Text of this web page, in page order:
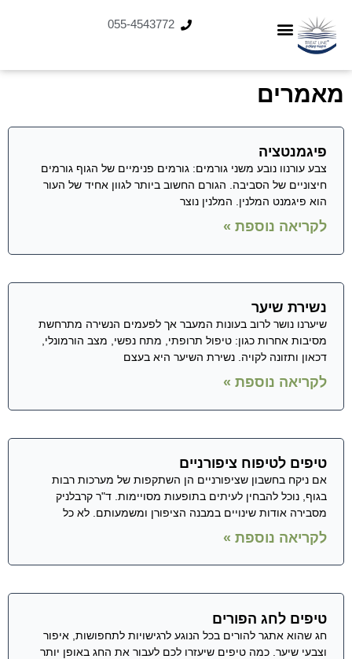
055-4543772
מאמרים
פיגמנטציה
צבע עורנוו נובע משני גורמים: גורמים פנימיים של הגוף גורמים
חיצוניים של הסביבה. הגורם החשוב ביותר לגוון אחיד של העור
הוא פיגמנט המלנין. המלנין נוצר
לקריאה נוספת »
נשירת שיער
שיערנו נושר לרוב בעונות המעבר אך לפעמים הנשירה מתרחשת
מסיבות אחרות כגון: טיפול תרופתי, מתח נפשי, מצב הורמונלי,
דכאון ותזונה לקויה. נשירת השיער היא בעצם
לקריאה נוספת »
טיפים לטיפוח ציפורניים
אם ניקח בחשבון שציפורניים הן השתקפות של מערכות רבות
בגוף, נוכל להבחין לעיתים בתופעות מסויימות. ד"ר קרבלניק
מסבירה אודות שינויים במבנה הציפורן ומשמעותם. לא כל
לקריאה נוספת »
טיפים לחג הפורים
חג שהוא אתגר להורים בכל הנוגע לרגישויות לתחפושות, איפור
וצבעי שיער. כמה טיפים שיעזרו לכם לעבור את החג באופן יותר